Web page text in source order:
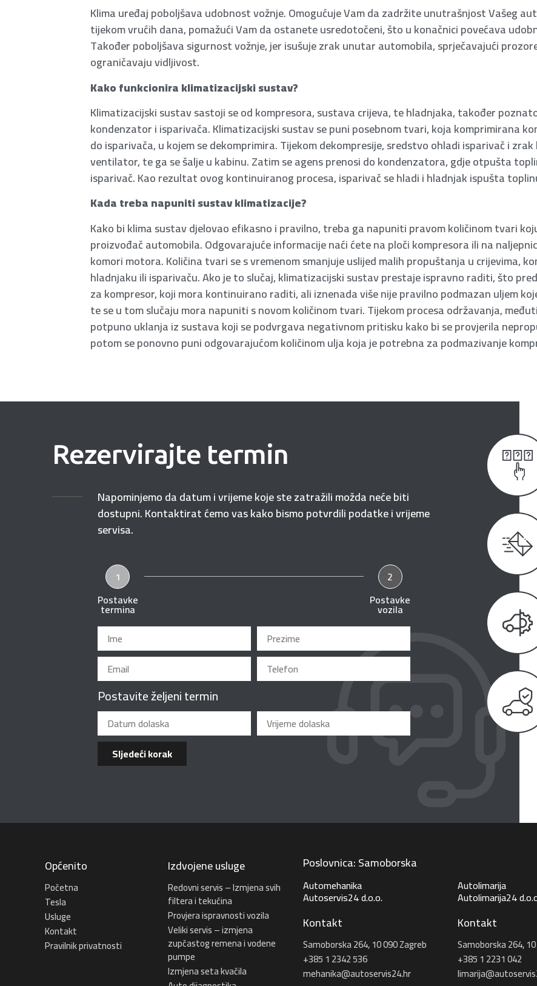
Klima uređaj poboljšava udobnost vožnje. Omogućuje Vam da zadržite unutrašnjost Vašeg
tijekom vrućih dana, pomažući Vam da ostanete usredotočeni, što u konačnici povećava
Također poboljšava sigurnost vožnje, jer isušuje zrak unutar automobila, sprječavajući
ograničavaju vidljivost.
Kako funkcionira klimatizacijski sustav?
Klimatizacijski sustav sastoji se od kompresora, sustava crijeva, te hladnjaka, također
kondenzator i isparivača. Klimatizacijski sustav se puni posebnom tvari, koja komprimirana
do isparivača, u kojem se dekomprimira. Tijekom dekompresije, sredstvo ohladi isparivač i
ventilator, te ga se šalje u kabinu. Zatim se agens prenosi do kondenzatora, gdje otpušta
isparivač. Kao rezultat ovog kontinuiranog procesa, isparivač se hladi i hladnjak ispušta
Kada treba napuniti sustav klimatizacije?
Kako bi klima sustav djelovao efikasno i pravilno, treba ga napuniti pravom količinom tvari
proizvođač automobila. Odgovarajuće informacije naći ćete na ploči kompresora ili na
komori motora. Količina tvari se s vremenom smanjuje uslijed malih propuštanja u crijevima,
hladnjaku ili isparivaču. Ako je to slučaj, klimatizacijski sustav prestaje ispravno raditi, što
za kompresor, koji mora kontinuirano raditi, ali iznenada više nije pravilno podmazan uljem
te se u tom slučaju mora napuniti s novom količinom tvari. Tijekom procesa održavanja,
potpuno uklanja iz sustava koji se podvrgava negativnom pritisku kako bi se provjerila
potom se ponovno puni odgovarajućom količinom ulja koja je potrebna za podmazivanje
Rezervirajte termin
Napominjemo da datum i vrijeme koje ste zatražili možda neće biti
dostupni. Kontaktirat ćemo vas kako bismo potvrdili podatke i vrijeme
servisa.
1
Postavke
termina
2
Postavke
vozila
Postavite željeni termin
Sljedeći korak
Općenito
Početna
Tesla
Usluge
Kontakt
Pravilnik privatnosti
Izdvojene usluge
Redovni servis – Izmjena svih
filtera i tekućina
Provjera ispravnosti vozila
Veliki servis – izmjena
zupčastog remena i vodene
pumpe
Izmjena seta kvačila
Poslovnica: Samoborska
Automehanika
Autoservis24 d.o.o.
Kontakt
Samoborska 264, 10 090 Zagreb
+385 1 2342 536
mehanika@autoservis24.hr
Autolimarija
Autolimarija24
Kontakt
Samoborska 264,
+385 1 2231 042